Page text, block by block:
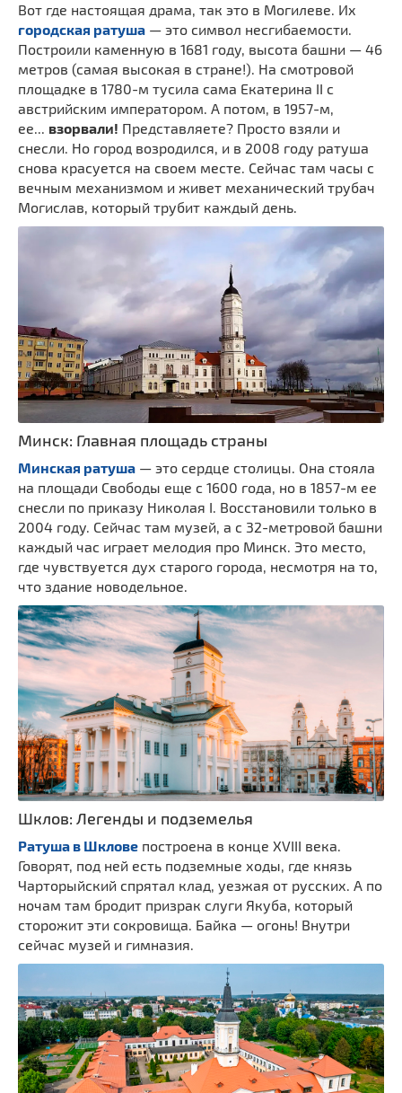
Вот где настоящая драма, так это в Могилеве. Их
городская ратуша — это символ несгибаемости.
Построили каменную в 1681 году, высота башни — 46
метров (самая высокая в стране!). На смотровой
площадке в 1780-м тусила сама Екатерина II с
австрийским императором. А потом, в 1957-м,
ее... взорвали! Представляете? Просто взяли и
снесли. Но город возродился, и в 2008 году ратуша
снова красуется на своем месте. Сейчас там часы с
вечным механизмом и живет механический трубач
Могислав, который трубит каждый день.
Минск: Главная площадь страны
Минская ратуша — это сердце столицы. Она стояла
на площади Свободы еще с 1600 года, но в 1857-м ее
снесли по приказу Николая I. Восстановили только в
2004 году. Сейчас там музей, а с 32-метровой башни
каждый час играет мелодия про Минск. Это место,
где чувствуется дух старого города, несмотря на то,
что здание новодельное.
Шклов: Легенды и подземелья
Ратуша в Шклове построена в конце XVIII века.
Говорят, под ней есть подземные ходы, где князь
Чарторыйский спрятал клад, уезжая от русских. А по
ночам там бродит призрак слуги Якуба, который
сторожит эти сокровища. Байка — огонь! Внутри
сейчас музей и гимназия.